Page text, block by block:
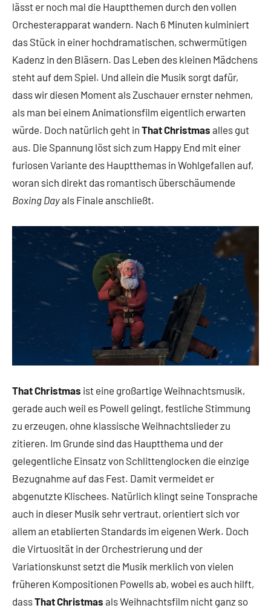
lässt er noch mal die Hauptthemen durch den vollen
Orchesterapparat wandern. Nach 6 Minuten kulminiert
das Stück in einer hochdramatischen, schwermütigen
Kadenz in den Bläsern. Das Leben des kleinen Mädchens
steht auf dem Spiel. Und allein die Musik sorgt dafür,
dass wir diesen Moment als Zuschauer ernster nehmen,
als man bei einem Animationsfilm eigentlich erwarten
würde. Doch natürlich geht in That Christmas alles gut
aus. Die Spannung löst sich zum Happy End mit einer
furiosen Variante des Hauptthemas in Wohlgefallen auf,
woran sich direkt das romantisch überschäumende
Boxing Dayals Finale anschließt.
That Christmas ist eine großartige Weihnachtsmusik,
gerade auch weil es Powell gelingt, festliche Stimmung
zu erzeugen, ohne klassische Weihnachtslieder zu
zitieren. Im Grunde sind das Hauptthema und der
gelegentliche Einsatz von Schlittenglocken die einzige
Bezugnahme auf das Fest. Damit vermeidet er
abgenutzte Klischees. Natürlich klingt seine Tonsprache
auch in dieser Musik sehr vertraut, orientiert sich vor
allem an etablierten Standards im eigenen Werk. Doch
die Virtuosität in der Orchestrierung und der
Variationskunst setzt die Musik merklich von vielen
früheren Kompositionen Powells ab, wobei es auch hilft,
dassThat Christmas als Weihnachtsfilm nicht ganz so